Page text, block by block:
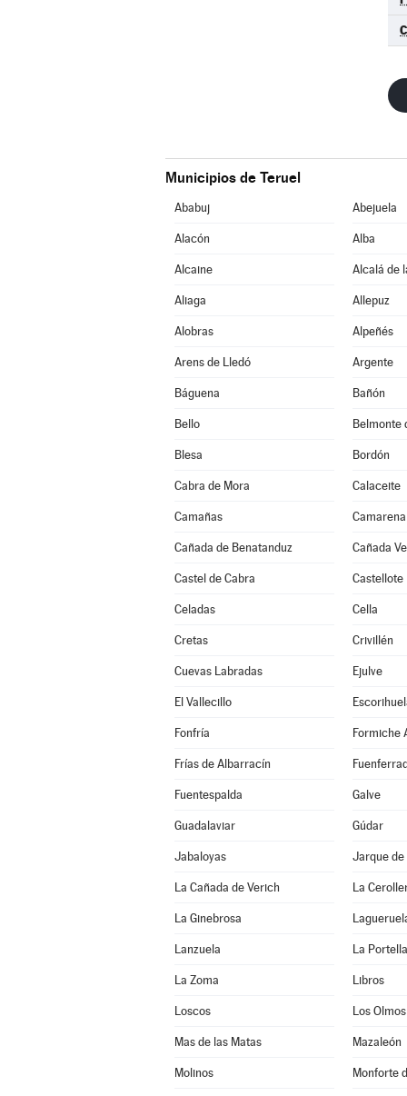
Municipios de Teruel
Ababuj Abejuela
Alacón Alba
Alcaine Alcalá de
Aliaga Allepuz
Alobras Alpeñés
Arens de Lledó Argente
Báguena Bañón
Bello Belmonte
Blesa Bordón
Cabra de Mora Calaceite
Camañas
Cañada de Benatanduz Cañada
Castel de Cabra Castellote
Celadas Cella
Cretas Crivillén
Cuevas Labradas Ejulve
El Vallecillo
Fonfría Formiche
Frías de Albarracín
Fuentespalda Galve
Guadalaviar Gúdar
Jabaloyas Jarque de
La Cañada de Verich La
La Ginebrosa
Lanzuela La
La Zoma Libros
Loscos Los Olmos
Mas de las Matas Mazaleón
Molinos Monforte